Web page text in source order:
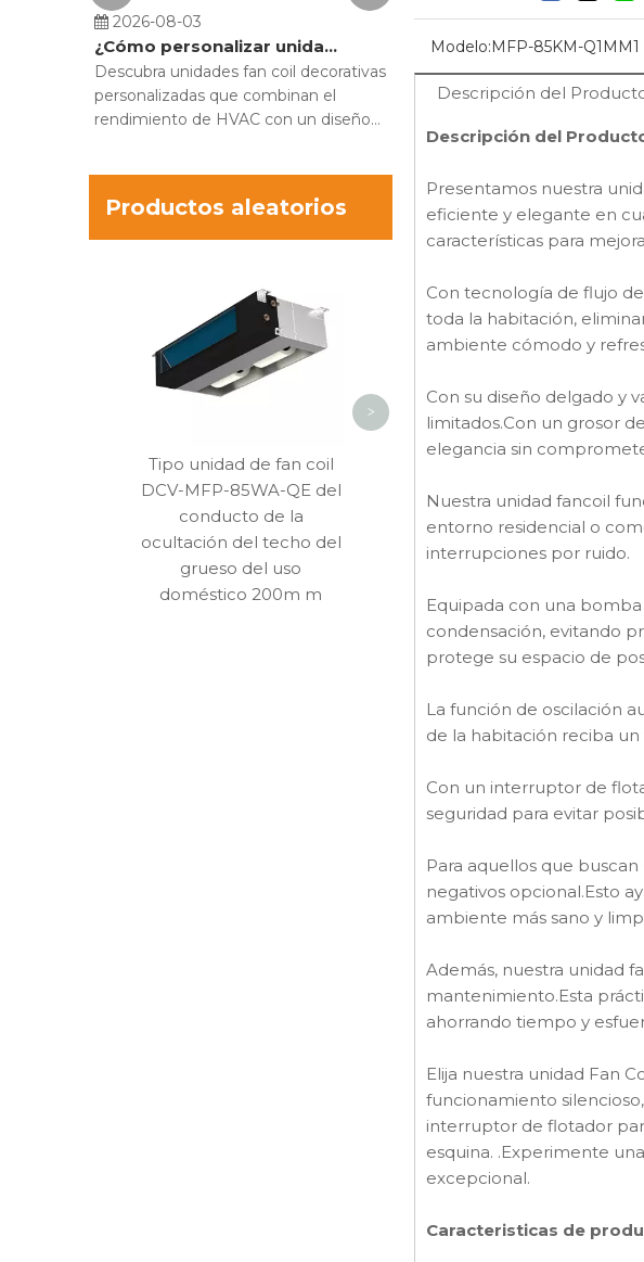
2026-08-03
¿Cómo personalizar unidades fan coil decorativas para proyectos de construcción?
Descubra unidades fan coil decorativas
personalizadas que combinan el
rendimiento de HVAC con un diseño
2026-07-14
Unidad Fan Coil de pared alta versus unidad Fan Coil de suelo
Compare las unidades fan coil
pared alta con las de piso para
optimizar el diseño de HVAC.
el MECO MFP-68BM-C para una
espacio.
Productos aleatorios
Tipo unidad de fan coil
DCV-MFP-85WA-QE del
conducto de la
ocultación del techo del
grueso del uso
doméstico 200m m
conducto oculto de
techo de alta presión
estática MFP-340HAW
>
Modelo:MFP-85KM-Q1MM1
Descripción del
Descripción del
Presentamos nuestra
eficiente y elegante en
características para
Con tecnología de flujo
toda la habitación,
ambiente cómodo y
Con su diseño delgado y
limitados.Con un grosor
elegancia sin
Nuestra unidad fancoil
entorno residencial o
interrupciones por ruido.
Equipada con una
condensación, evitando
protege su espacio de
La función de oscilación
de la habitación reciba
Con un interruptor de
seguridad para evitar
Para aquellos que
negativos opcional.Esto
ambiente más sano y
Además, nuestra unidad
mantenimiento.Esta
ahorrando tiempo y
Elija nuestra unidad Fan
funcionamiento
interruptor de flotador
esquina. .Experimente
excepcional.
Caracteristicas de